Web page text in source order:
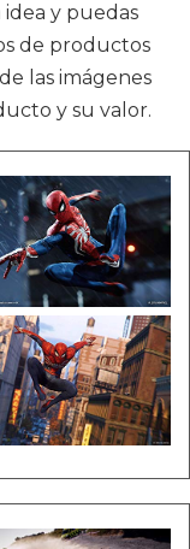
y puedas
de productos
las imágenes
y su valor.